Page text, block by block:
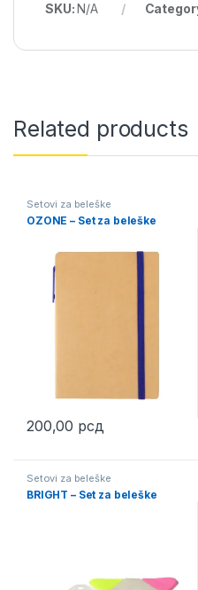
SKU:N/A
Related products
Setovi za beleške
OZONE – Set za beleške
200,00 рсд
This product has multiple
Setovi za beleške
BRIGHT – Set za beleške